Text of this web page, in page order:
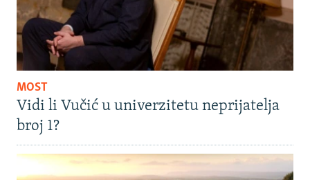
MOST
Vidi li Vučić u univerzitetu neprijatelja
broj 1?